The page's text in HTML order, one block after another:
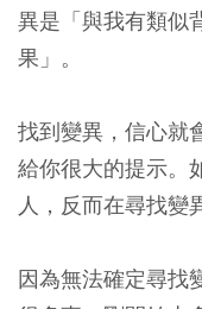
異是「與我有類似
果」。
找到變異，信心就
給你很大的提示。
人，反而在尋找變
因為無法確定尋找